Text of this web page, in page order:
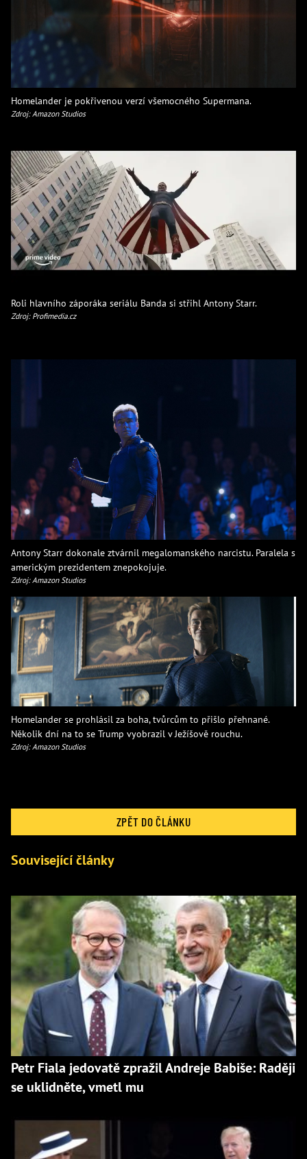
Homelander je pokřivenou verzí všemocného Supermana.
Zdroj: Amazon Studios
Roli hlavního záporáka seriálu Banda si střihl Antony Starr.
Zdroj: Profimedia.cz
Antony Starr dokonale ztvárnil megalomanského narcistu. Paralela s
americkým prezidentem znepokojuje.
Zdroj: Amazon Studios
Homelander se prohlásil za boha, tvůrcům to přišlo přehnané.
Několik dní na to se Trump vyobrazil v Ježíšově rouchu.
Zdroj: Amazon Studios
ZPĚT DO ČLÁNKU
Související články
Petr Fiala jedovatě zpražil Andreje Babiše: Raději
se uklidněte, vmetl mu